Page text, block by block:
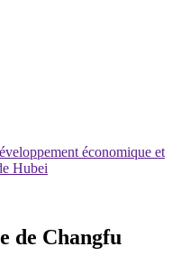
économique et
Hubei
de Changfu